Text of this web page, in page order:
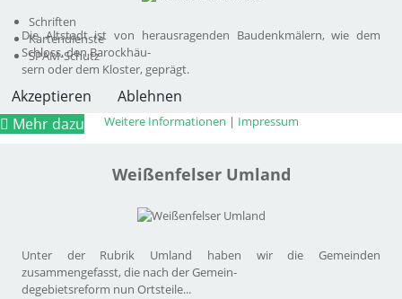
Die Altstadt ist von herausragenden Baudenkmälern, wie dem
Schloss, den Barockhäu-
sern oder dem Kloster, geprägt.
Mehr dazu
Weißenfelser Umland
Unter der Rubrik Umland haben wir die Gemeinden
zusammengefasst, die nach der Gemein-
degebietsreform nun Ortsteile...
Schriften
Kartendienste
SPAM-Schutz
Akzeptieren Ablehnen
Weitere Informationen | Impressum